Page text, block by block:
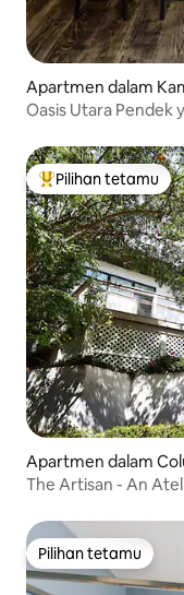
Apartmen dalam
Oasis Utara Pendek
Pilihan utama
Pilihan tetamu
Apartmen dalam
The Artisan - An
Pilihan tetamu
Pilihan tetamu